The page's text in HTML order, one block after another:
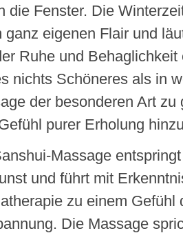
die Fenster. Die
ganz eigenen Flair und
Ruhe und Behaglichkeit
nichts Schöneres als in
der besonderen Art zu
purer Erholung
Massage
und führt mit
zu einem Gefühl
Die Massage